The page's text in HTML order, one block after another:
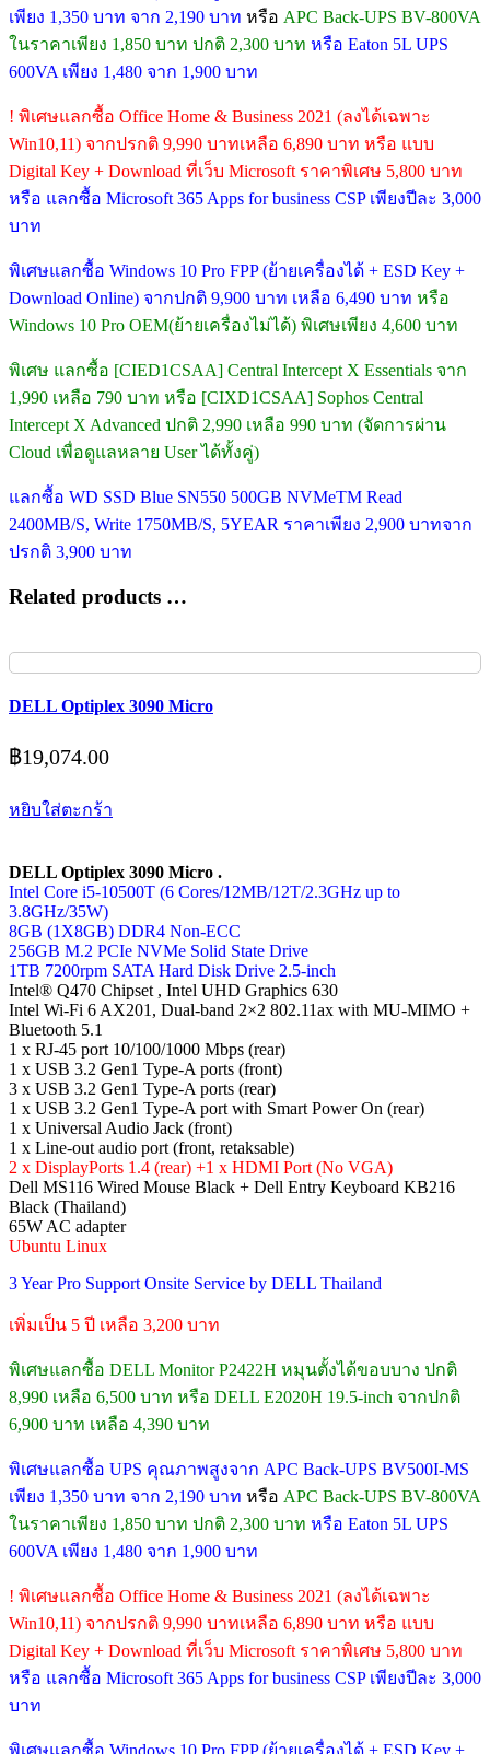
เพียง 1,350 บาท จาก 2,190 บาท หรือ APC Back-UPS BV-800VA
ในราคาเพียง 1,850 บาท ปกติ 2,300 บาท หรือ Eaton 5L UPS
600VA เพียง 1,480 จาก 1,900 บาท
! พิเศษแลกซื้อ Office Home & Business 2021 (ลงได้เฉพาะ
Win10,11) จากปรกติ 9,990 บาทเหลือ 6,890 บาท หรือ แบบ
Digital Key + Download ที่เว็บ Microsoft ราคาพิเศษ 5,800 บาท
หรือ แลกซื้อ Microsoft 365 Apps for business CSP เพียงปีละ 3,000
บาท
พิเศษแลกซื้อ Windows 10 Pro FPP (ย้ายเครื่องได้ + ESD Key +
Download Online) จากปกติ 9,900 บาท เหลือ 6,490 บาท หรือ
Windows 10 Pro OEM(ย้ายเครื่องไม่ได้) พิเศษเพียง 4,600 บาท
พิเศษ แลกซื้อ [CIED1CSAA] Central Intercept X Essentials จาก
1,990 เหลือ 790 บาท หรือ [CIXD1CSAA] Sophos Central
Intercept X Advanced ปกติ 2,990 เหลือ 990 บาท (จัดการผ่าน
Cloud เพื่อดูแลหลาย User ได้ทั้งคู่)
แลกซื้อ WD SSD Blue SN550 500GB NVMeTM Read
2400MB/S, Write 1750MB/S, 5YEAR ราคาเพียง 2,900 บาทจาก
ปรกติ 3,900 บาท
Related products …
DELL Optiplex 3090 Micro
฿19,074.00
หยิบใส่ตะกร้า
DELL Optiplex 3090 Micro .
Intel Core i5-10500T (6 Cores/12MB/12T/2.3GHz up to
3.8GHz/35W)
8GB (1X8GB) DDR4 Non-ECC
256GB M.2 PCIe NVMe Solid State Drive
1TB 7200rpm SATA Hard Disk Drive 2.5-inch
Intel® Q470 Chipset , Intel UHD Graphics 630
Intel Wi-Fi 6 AX201, Dual-band 2×2 802.11ax with MU-MIMO +
Bluetooth 5.1
1 x RJ-45 port 10/100/1000 Mbps (rear)
1 x USB 3.2 Gen1 Type-A ports (front)
3 x USB 3.2 Gen1 Type-A ports (rear)
1 x USB 3.2 Gen1 Type-A port with Smart Power On (rear)
1 x Universal Audio Jack (front)
1 x Line-out audio port (front, retaksable)
2 x DisplayPorts 1.4 (rear) +1 x HDMI Port (No VGA)
Dell MS116 Wired Mouse Black + Dell Entry Keyboard KB216
Black (Thailand)
65W AC adapter
Ubuntu Linux
3 Year Pro Support Onsite Service by DELL Thailand
เพิ่มเป็น 5 ปี เหลือ 3,200 บาท
พิเศษแลกซื้อ DELL Monitor P2422H หมุนตั้งได้ขอบบาง ปกติ
8,990 เหลือ 6,500 บาท หรือ DELL E2020H 19.5-inch จากปกติ
6,900 บาท เหลือ 4,390 บาท
พิเศษแลกซื้อ UPS คุณภาพสูงจาก APC Back-UPS BV500I-MS
เพียง 1,350 บาท จาก 2,190 บาท หรือ APC Back-UPS BV-800VA
ในราคาเพียง 1,850 บาท ปกติ 2,300 บาท หรือ Eaton 5L UPS
600VA เพียง 1,480 จาก 1,900 บาท
! พิเศษแลกซื้อ Office Home & Business 2021 (ลงได้เฉพาะ
Win10,11) จากปรกติ 9,990 บาทเหลือ 6,890 บาท หรือ แบบ
Digital Key + Download ที่เว็บ Microsoft ราคาพิเศษ 5,800 บาท
หรือ แลกซื้อ Microsoft 365 Apps for business CSP เพียงปีละ 3,000
บาท